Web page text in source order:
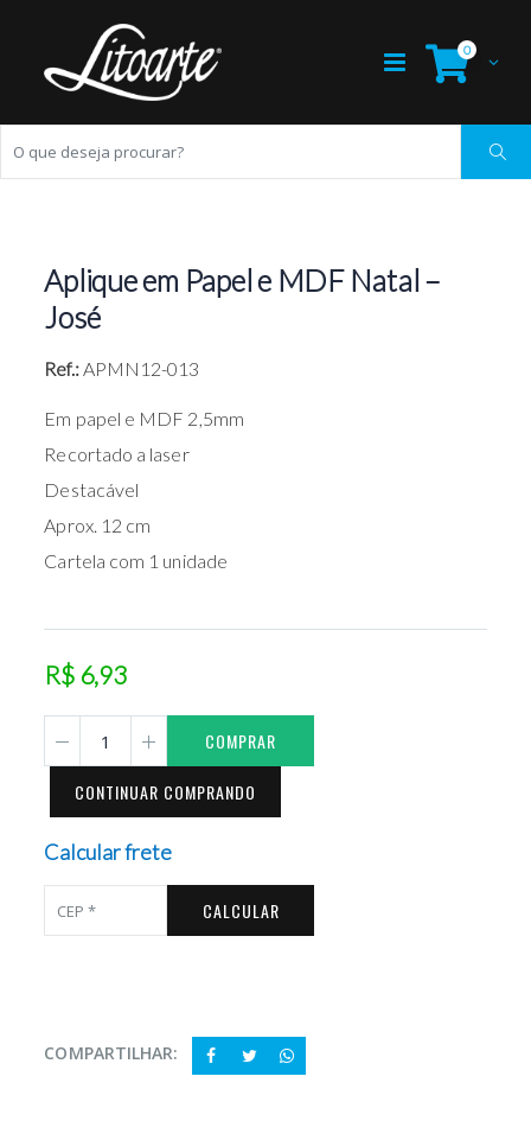
0
Aplique em Papel e MDF Natal –
José
Ref.:APMN12-013
Em papel e MDF 2,5mm
Recortado a laser
Destacável
Aprox. 12 cm
Cartela com 1 unidade
R$ 6,93
COMPRAR
CONTINUAR COMPRANDO
Calcular frete
CALCULAR
COMPARTILHAR: